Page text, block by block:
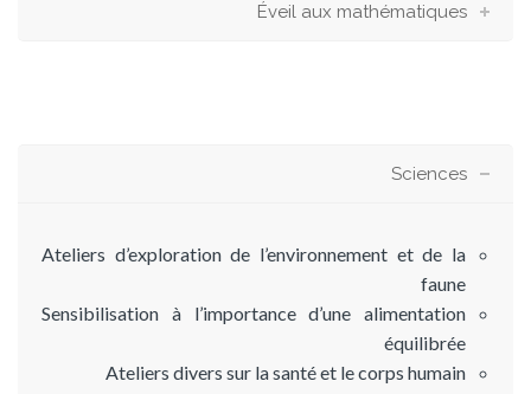
Éveil aux mathématiques
Sciences
Ateliers d’exploration de l’environnement et de la
faune
Sensibilisation à l’importance d’une alimentation
équilibrée
Ateliers divers sur la santé et le corps humain